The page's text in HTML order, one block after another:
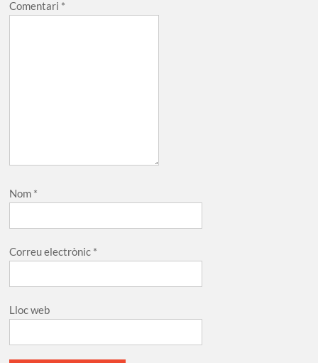
Comentari *
Nom *
Correu electrònic *
Lloc web